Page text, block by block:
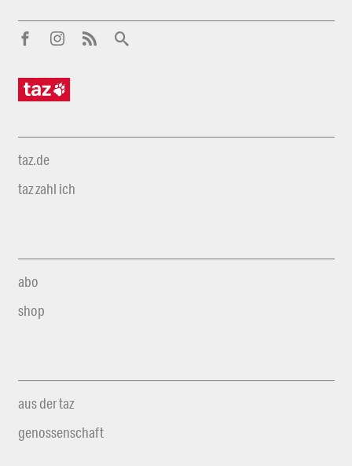
taz.de
taz zahl ich
abo
shop
aus der taz
genossenschaft